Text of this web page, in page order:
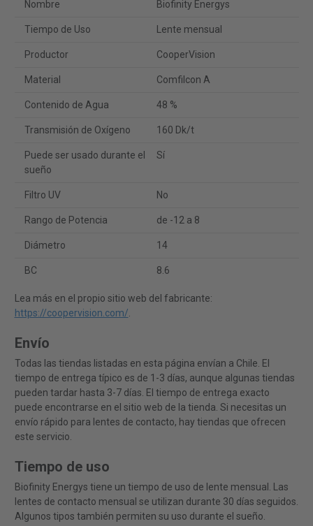
Nombre Biofinity Energys
Tiempo de Uso Lente mensual
Productor CooperVision
Material Comfilcon A
Contenido de Agua 48 %
Transmisión de Oxígeno 160 Dk/t
Puede ser usado durante el
sueño
Sí
Filtro UV No
Rango de Potencia de -12 a 8
Diámetro 14
BC 8.6
Lea más en el propio sitio web del fabricante:
https://coopervision.com/.
Envío
Todas las tiendas listadas en esta página envían a Chile. El
tiempo de entrega típico es de 1-3 días, aunque algunas tiendas
pueden tardar hasta 3-7 días. El tiempo de entrega exacto
puede encontrarse en el sitio web de la tienda. Si necesitas un
envío rápido para lentes de contacto, hay tiendas que ofrecen
este servicio.
Tiempo de uso
Biofinity Energys tiene un tiempo de uso de lente mensual. Las
lentes de contacto mensual se utilizan durante 30 días seguidos.
Algunos tipos también permiten su uso durante el sueño.